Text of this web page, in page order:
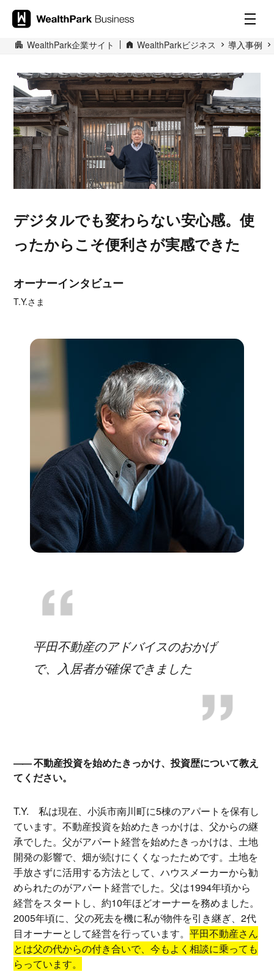
WealthPark企業サイト WealthParkビジネス 導入事例
デジタルでも変わらない安心感。使
ったからこそ便利さが実感できた
オーナーインタビュー
T.Y.さま
平田不動産のアドバイスのおかげ
で、入居者が確保できました
不動産投資を始めたきっかけ、投資歴について教え
てください。
T.Y. 私は現在、小浜市南川町に5棟のアパートを保有し
ています。不動産投資を始めたきっかけは、父からの継
承でした。父がアパート経営を始めたきっかけは、土地
開発の影響で、畑が続けにくくなったためです。土地を
手放さずに活用する方法として、ハウスメーカーから勧
められたのがアパート経営でした。父は1994年頃から
経営をスタートし、約10年ほどオーナーを務めました。
2005年頃に、父の死去を機に私が物件を引き継ぎ、2代
目オーナーとして経営を行っています。平田不動産さん
とは父の代からの付き合いで、今もよく相談に乗っても
らっています。